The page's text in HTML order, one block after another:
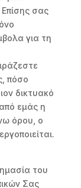
σας
για τη
πόσο
δικτυακό
εμάς η
όρου, ο
του
Σας